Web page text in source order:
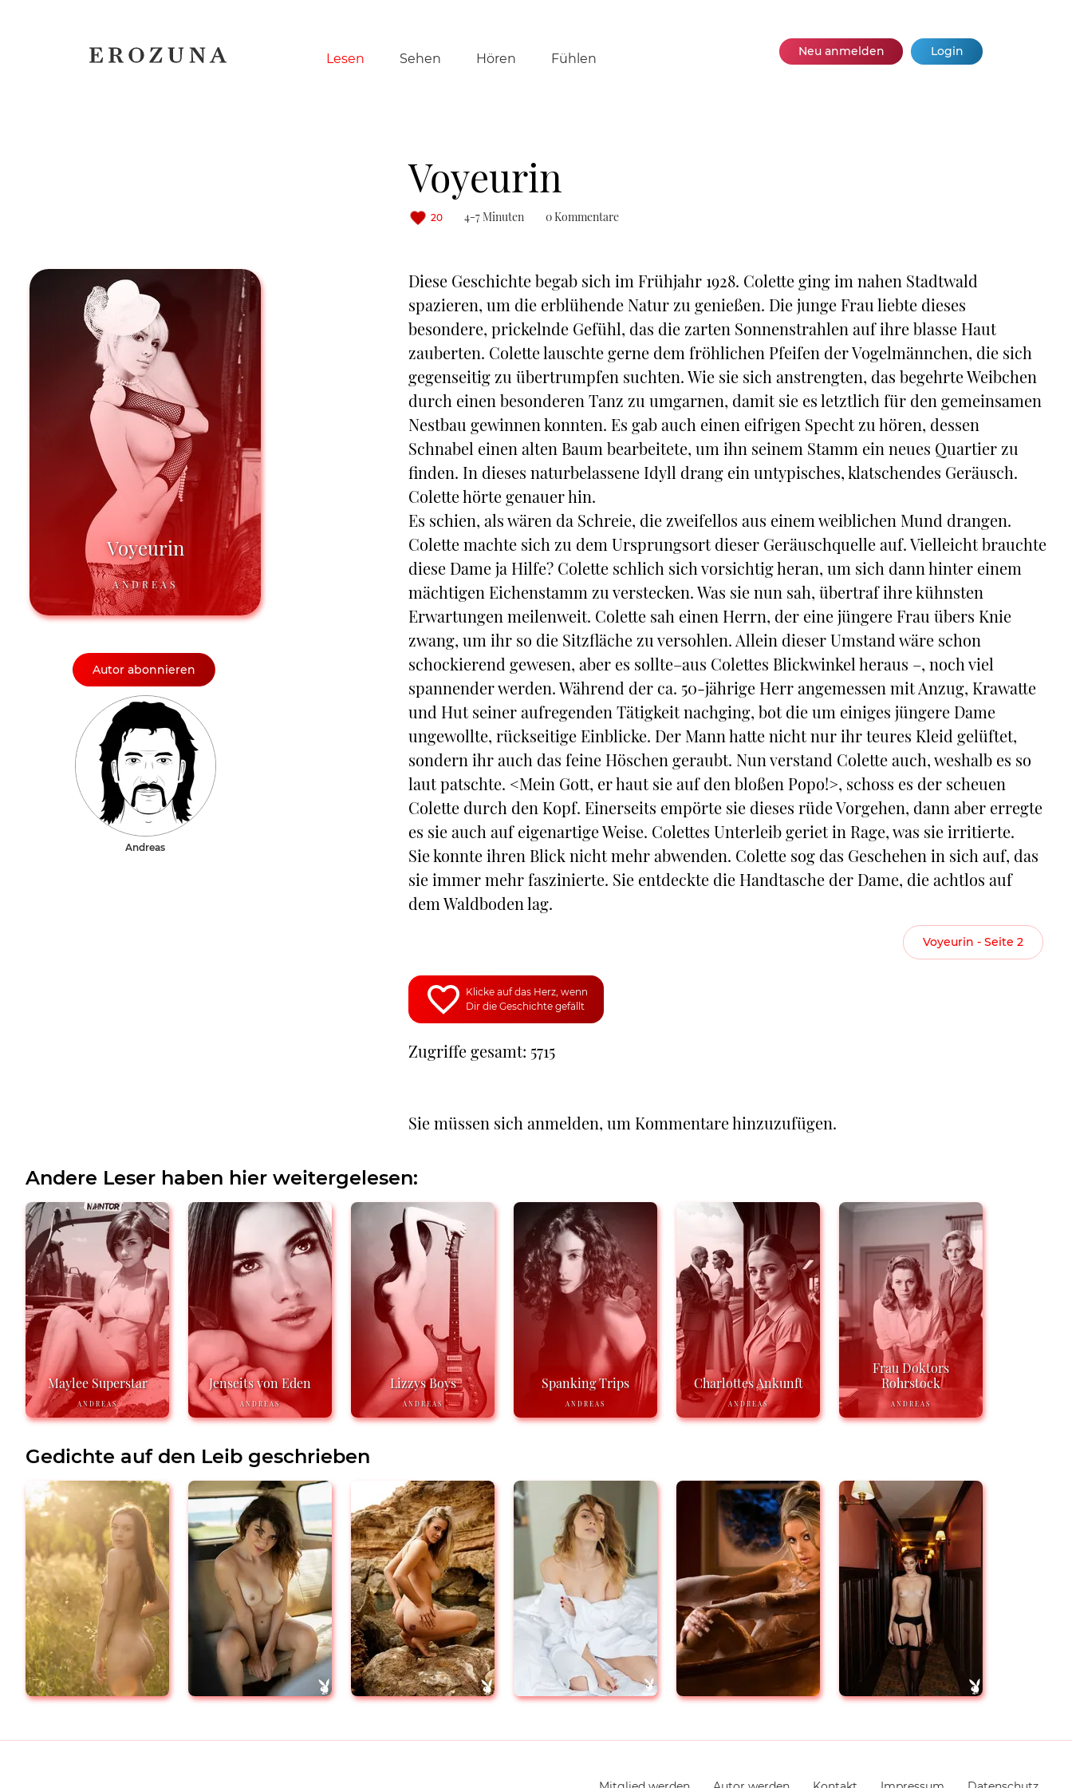
Navigation
Lesen Sehen Hören Fühlen Neu anmelden Login
Voyeurin
20 4-7 Minuten 0 Kommentare
Voyeurin
ANDREAS
Autor abonnieren
Andreas
Diese Geschichte begab sich im Frühjahr 1928. Colette ging im nahen Stadtwald
spazieren, um die erblühende Natur zu genießen. Die junge Frau liebte dieses
besondere, prickelnde Gefühl, das die zarten Sonnenstrahlen auf ihre blasse Haut
zauberten. Colette lauschte gerne dem fröhlichen Pfeifen der Vogelmännchen, die sich
gegenseitig zu übertrumpfen suchten. Wie sie sich anstrengten, das begehrte Weibchen
durch einen besonderen Tanz zu umgarnen, damit sie es letztlich für den gemeinsamen
Nestbau gewinnen konnten. Es gab auch einen eifrigen Specht zu hören, dessen
Schnabel einen alten Baum bearbeitete, um ihn seinem Stamm ein neues Quartier zu
finden. In dieses naturbelassene Idyll drang ein untypisches, klatschendes Geräusch.
Colette hörte genauer hin.
Es schien, als wären da Schreie, die zweifellos aus einem weiblichen Mund drangen.
Colette machte sich zu dem Ursprungsort dieser Geräuschquelle auf. Vielleicht brauchte
diese Dame ja Hilfe? Colette schlich sich vorsichtig heran, um sich dann hinter einem
mächtigen Eichenstamm zu verstecken. Was sie nun sah, übertraf ihre kühnsten
Erwartungen meilenweit. Colette sah einen Herrn, der eine jüngere Frau übers Knie
zwang, um ihr so die Sitzfläche zu versohlen. Allein dieser Umstand wäre schon
schockierend gewesen, aber es sollte–aus Colettes Blickwinkel heraus –, noch viel
spannender werden. Während der ca. 50-jährige Herr angemessen mit Anzug, Krawatte
und Hut seiner aufregenden Tätigkeit nachging, bot die um einiges jüngere Dame
ungewollte, rückseitige Einblicke. Der Mann hatte nicht nur ihr teures Kleid gelüftet,
sondern ihr auch das feine Höschen geraubt. Nun verstand Colette auch, weshalb es so
laut patschte. <Mein Gott, er haut sie auf den bloßen Popo!>, schoss es der scheuen
Colette durch den Kopf. Einerseits empörte sie dieses rüde Vorgehen, dann aber erregte
es sie auch auf eigenartige Weise. Colettes Unterleib geriet in Rage, was sie irritierte.
Sie konnte ihren Blick nicht mehr abwenden. Colette sog das Geschehen in sich auf, das
sie immer mehr faszinierte. Sie entdeckte die Handtasche der Dame, die achtlos auf
dem Waldboden lag.
Voyeurin - Seite 2
Klicke auf das Herz, wenn
Dir die Geschichte gefällt
Zugriffe gesamt: 5715
Sie müssen sich anmelden, um Kommentare hinzuzufügen.
Andere Leser haben hier weitergelesen:
Maylee Superstar
ANDREAS
Jenseits von Eden
ANDREAS
Lizzys Boys
ANDREAS
Spanking Trips
ANDREAS
Charlottes Ankunft
ANDREAS
Frau Doktors
Rohrstock
ANDREAS
Gedichte auf den Leib geschrieben
Navigation